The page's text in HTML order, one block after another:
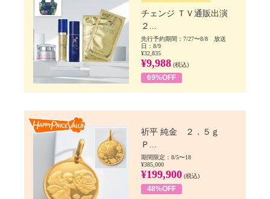
チェンジ ＴＶ通販出演
２...
先行予約期間：7/27〜8/8 放送
日：8/9
¥32,835
¥9,988 (税込)
69%OFF
祈平 純金 ２．５ｇ
Ｐ...
期間限定：8/5〜18
¥385,000
¥199,900 (税込)
48%OFF